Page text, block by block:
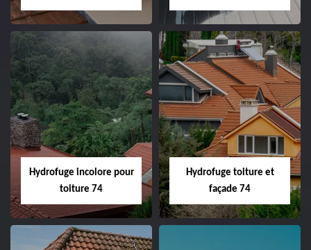
Hydrofuge incolore pour
toiture 74
Hydrofuge toiture et
façade 74